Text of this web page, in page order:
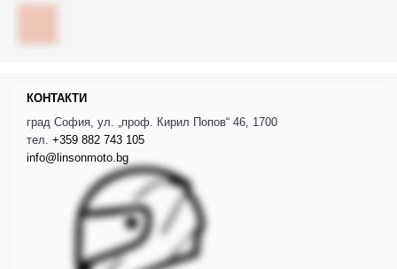
КОНТАКТИ
град София, ул. „проф. Кирил Попов“ 46, 1700
тел. +359 882 743 105
info@linsonmoto.bg